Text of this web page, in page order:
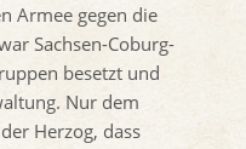
Armee gegen die
Sachsen-Coburg-
besetzt und
Nur dem
Herzog, dass